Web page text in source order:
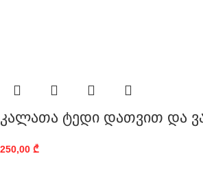
კალათა ტედი დათვით და
250,00 ₾